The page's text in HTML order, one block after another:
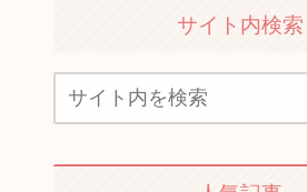
サイト内検索